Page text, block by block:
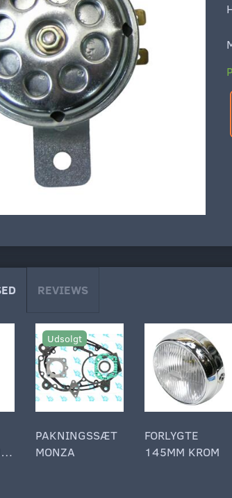
REVIEWS
Udsolgt
PAKNINGSSÆT
MONZA
FORLYGTE
145MM KROM